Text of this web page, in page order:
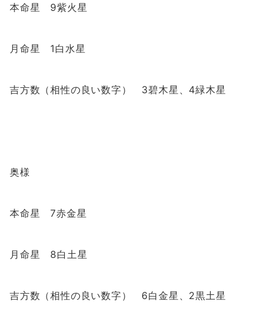
本命星 9紫火星
月命星 1白水星
吉方数（相性の良い数字） 3碧木星、4緑木星
奥様
本命星 7赤金星
月命星 8白土星
吉方数（相性の良い数字） 6白金星、2黒土星